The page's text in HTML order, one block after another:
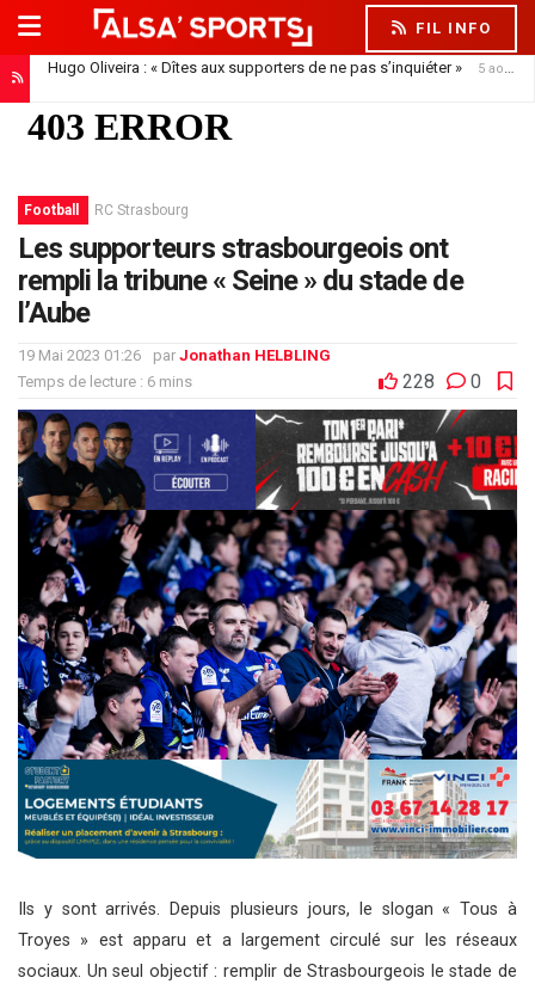
FIL INFO
Hugo Oliveira : « Dîtes aux supporters de ne pas s’inquiéter » 5 août 2026
Football RC Strasbourg
Les supporteurs strasbourgeois ont
rempli la tribune « Seine » du stade de
l’Aube
19 Mai 2023 01:26 par Jonathan HELBLING
Temps de lecture : 6 mins
228 0
Ils y sont arrivés. Depuis plusieurs jours, le slogan « Tous à
Troyes » est apparu et a largement circulé sur les réseaux
sociaux. Un seul objectif : remplir de Strasbourgeois le stade de